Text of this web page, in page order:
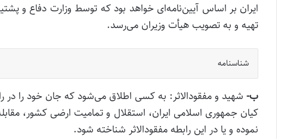
ایران بر اساس آیین‌نامه‌ای خواهد بود که توسط وزارت دفاع و
تهیه و به تصویب هیأت وزیران می‌رسد.
شناسنامه
ب‌- شهید و مفقودالاثر: به کسی اطلاق می‌شود که جان خود را در
کیان جمهوری اسلامی ایران، استقلال و تمامیت ارضی کشور،
نموده و یا در این رابطه مفقودالاثر شناخته شود.